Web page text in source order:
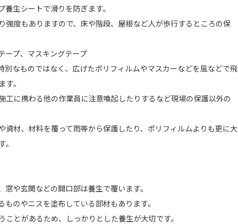
生シートで滑りを防ぎます。
強度もありますので、床や階段、屋根など人が歩行するところの保
ープ、マスキングテープ
別なものではなく、広げたポリフィルムやマスカーなどを風などで飛
。
工に携わる他の作業員に注意喚起したりするなど現場の保護以外の
資材、材料を覆って雨等から保護したり、ポリフィルムよりも更に大
や玄関などの開口部は養生で覆います。
のやニスを塗布している部材もあります。
とがあるため、しっかりとした養生が大切です。